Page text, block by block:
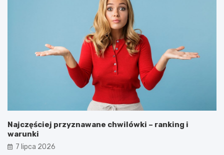
Najczęściej przyznawane chwilówki – ranking i
warunki
7 lipca 2026